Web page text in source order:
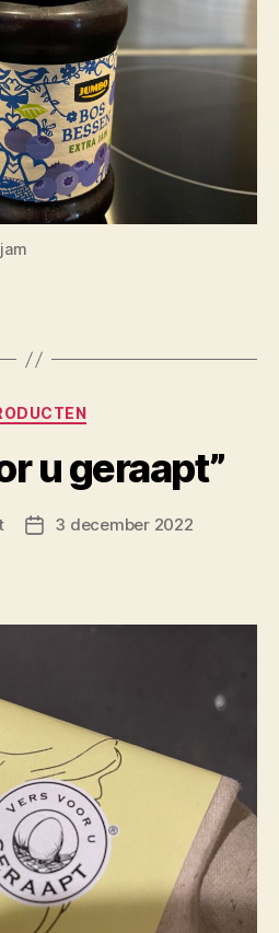
Categorieën
u geraapt”
Berichtdatum
3 december 2022